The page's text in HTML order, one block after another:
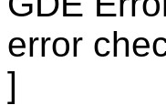
error
]